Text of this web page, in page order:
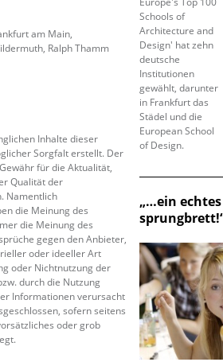
am Main,
Ralph Thamm
Inhalte dieser
Sorgfalt erstellt. Der
für die Aktualität,
Qualität der
Namentlich
die Meinung des
die Meinung des
gegen den Anbieter,
oder ideeller Art
oder Nichtnutzung der
durch die Nutzung
Informationen verursacht
sofern seitens
oder grob
Schools of
Architecture and
Design' hat zehn
deutsche
Institutionen
gewählt, darunter
in Frankfurt das
Städel und die
European School
of Design.
„…ein echtes